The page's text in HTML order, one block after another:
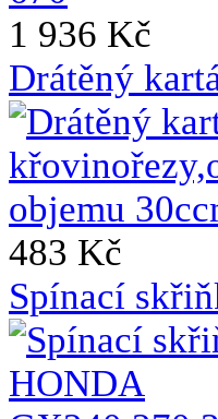
1 936 Kč
Drátěný
483 Kč
Spínací